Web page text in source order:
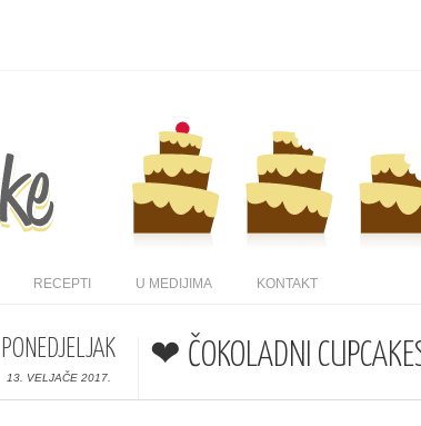
RECEPTI U MEDIJIMA KONTAKT
PONEDJELJAK
13. VELJAČE 2017.
❤ ČOKOLADNI